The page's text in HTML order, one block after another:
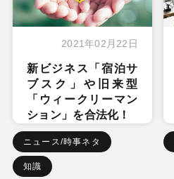
2021年02月22日
新ビジネス「宿泊サ
ブスク」や旧来型
「ウィークリーマン
ション」を合法化！
ニュース/時事ネタ
知識